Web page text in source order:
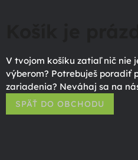
V tvojom košíku zatiaľ nič nie
výberom? Potrebuješ poradiť
zariadenia? Neváhaj sa na
SPÄŤ DO OBCHODU